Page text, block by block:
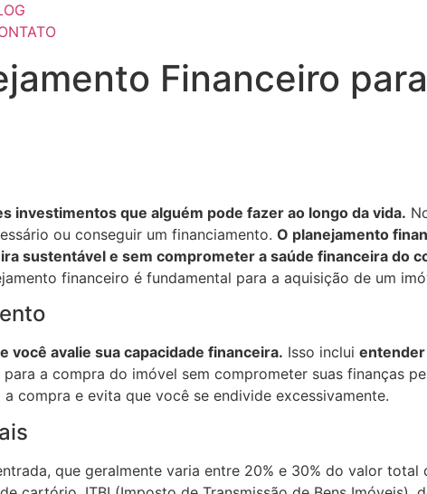
Financeiro
investimentos que alguém pode fazer ao longo da vida.
ou conseguir um financiamento. O planejamento
sustentável e sem comprometer a saúde financeira do
financeiro é fundamental para a aquisição de um
você avalie sua capacidade financeira. Isso inclui entender
a compra do imóvel sem comprometer suas finanças
compra e evita que você se endivide excessivamente.
que geralmente varia entre 20% e 30% do valor total